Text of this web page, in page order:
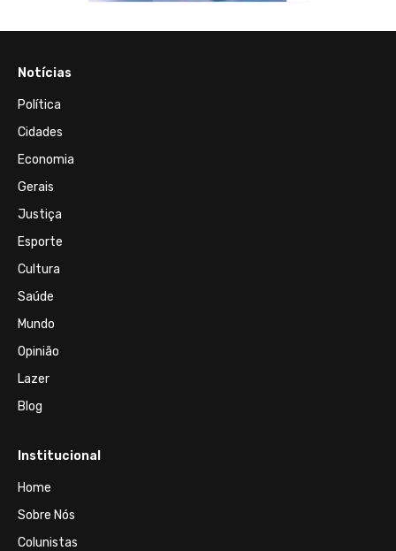
Notícias
Política
Cidades
Economia
Gerais
Justiça
Esporte
Cultura
Saúde
Mundo
Opinião
Lazer
Blog
Institucional
Home
Sobre Nós
Colunistas